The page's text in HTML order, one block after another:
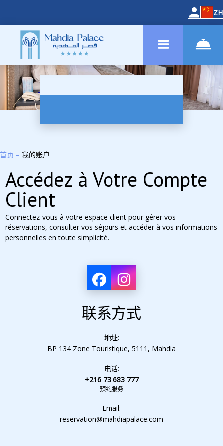
ZH
首页 – 我的账户
Accédez à Votre Compte
Client
Connectez-vous à votre espace client pour gérer vos
réservations, consulter vos séjours et accéder à vos informations
personnelles en toute simplicité.
联系方式
地址:
BP 134 Zone Touristique, 5111, Mahdia
电话:
+216 73 683 777
预约服务
Email:
reservation@mahdiapalace.com